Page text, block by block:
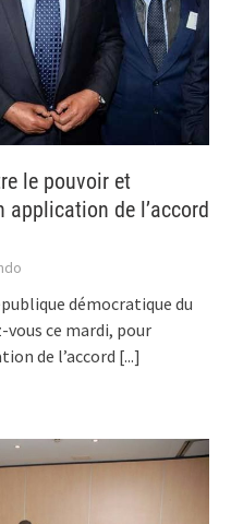
le pouvoir et
application de l’accord
démocratique du
vous ce mardi, pour
de l’accord [...]